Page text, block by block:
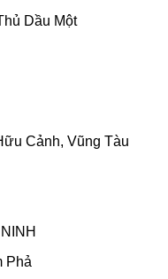
Dầu Một
Cảnh, Vũng Tàu
Phả